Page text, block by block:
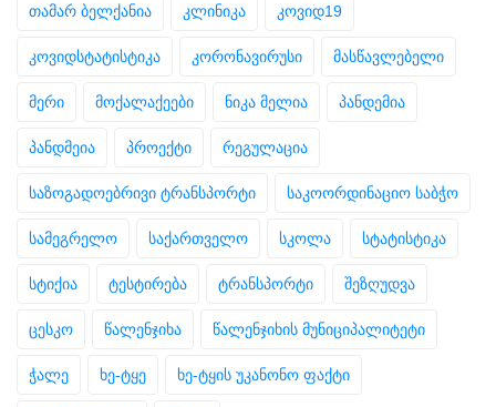
თამარ ბელქანია კლინიკა კოვიდ19
კოვიდსტატისტიკა კორონავირუსი მასწავლებელი
მერი მოქალაქეები ნიკა მელია პანდემია
პანდმეია პროექტი რეგულაცია
საზოგადოებრივი ტრანსპორტი საკოორდინაციო საბჭო
სამეგრელო საქართველო სკოლა სტატისტიკა
სტიქია ტესტირება ტრანსპორტი შეზღუდვა
ცესკო წალენჯიხა წალენჯიხის მუნიციპალიტეტი
ჭალე ხე-ტყე ხე-ტყის უკანონო ფაქტი